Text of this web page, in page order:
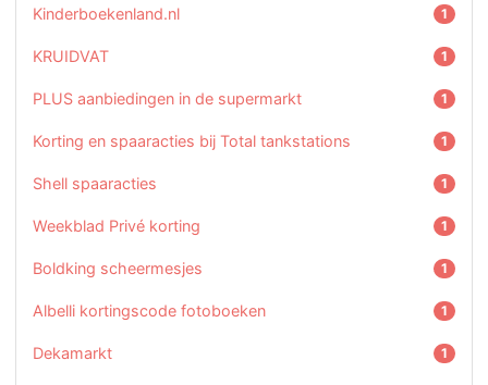
Kinderboekenland.nl 1
KRUIDVAT 1
PLUS aanbiedingen in de supermarkt 1
Korting en spaaracties bij Total tankstations 1
Shell spaaracties 1
Weekblad Privé korting 1
Boldking scheermesjes 1
Albelli kortingscode fotoboeken 1
Dekamarkt 1